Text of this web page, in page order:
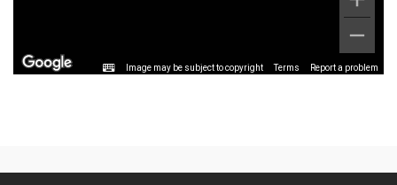
Image may be subject to copyright Terms Report a problem